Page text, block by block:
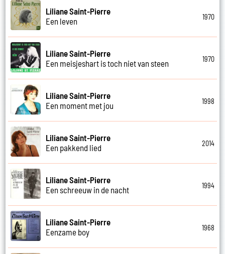
Liliane Saint-Pierre
Een leven
1970
Liliane Saint-Pierre
Een meisjeshart is toch niet van steen
1970
Liliane Saint-Pierre
Een moment met jou
1998
Liliane Saint-Pierre
Een pakkend lied
2014
Liliane Saint-Pierre
Een schreeuw in de nacht
1994
Liliane Saint-Pierre
Eenzame boy
1968